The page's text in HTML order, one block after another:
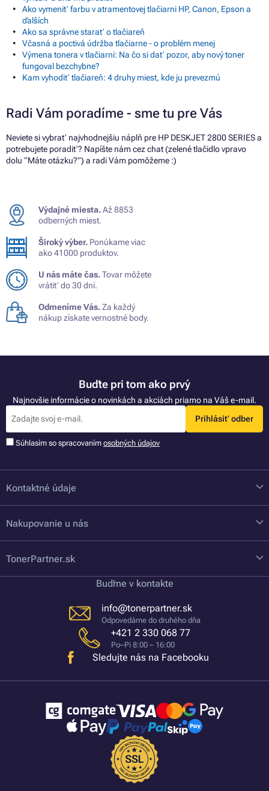
Ako vymeniť farbu v atramentovej tlačiarni HP, Canon, Epson a
ďalších
Ako sa správne starať o tlačiareň
Včasná a poctivá údržba tlačiarne - o problém menej
Výmena tonera v tlačiarni: Na čo si dať pozor, aby nový toner
fungoval bezchybne?
Kam vyhodiť tlačiareň: 4 druhy miest, kde ju prevezmú
Radi Vám poradíme - sme tu pre Vás
Neviete si vybrať najvhodnejšiu náplň pre HP DESKJET 2800 SERIES a
potrebujete poradiť? Napíšte nám cez chat (zelené tlačidlo vpravo
dolu “Máte otázku?”) a radi Vám pomôžeme :)
Výdajné miesta.Až 8853
odberných miest.
Široký výber. Ponúkame viac
ako 41000 produktov.
U nás máte čas.Tovar môžete
vrátiť do 30 dní.
Odmeníme Vás.Za každý
nákup získate vernostné body.
Buďte pri tom ako prvý
Najnovšie informácie o novinkách a akciách priamo na Váš e-mail.
Prihlásiť odber
Súhlasím so spracovaním osobných údajov
Kontaktné údaje
Nakupovanie u nás
TonerPartner.sk
Buďme v kontakte
info@tonerpartner.sk
Odpovedáme do druhého dňa
+421 2 330 068 77
Po–Pi 8:00 – 16:00
Sledujte nás na Facebooku